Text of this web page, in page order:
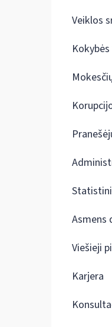
Veiklos
Asmens
Viešieji
Karjera